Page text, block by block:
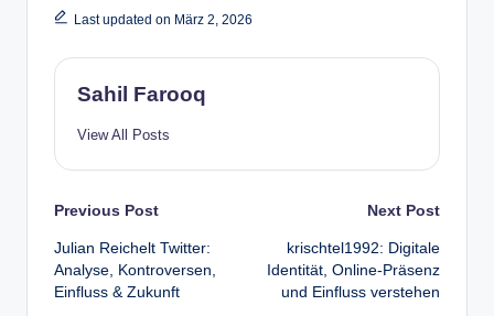
Last updated on März 2, 2026
Sahil Farooq
View All Posts
Post
navigation
Previous Post
Julian Reichelt Twitter:
Analyse, Kontroversen,
Einfluss & Zukunft
Next Post
krischtel1992: Digitale
Identität, Online-Präsenz
und Einfluss verstehen